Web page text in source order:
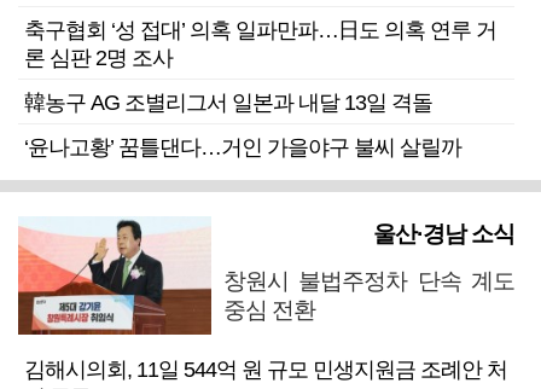
축구협회 ‘성 접대’ 의혹 일파만파…日도 의혹 연루 거
론 심판 2명 조사
韓농구 AG 조별리그서 일본과 내달 13일 격돌
‘윤나고황’ 꿈틀댄다…거인 가을야구 불씨 살릴까
울산·경남 소식
창원시 불법주정차 단속 계도
중심 전환
김해시의회, 11일 544억 원 규모 민생지원금 조례안 처